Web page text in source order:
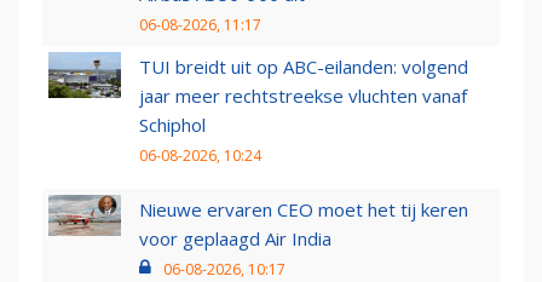
06-08-2026, 11:17
TUI breidt uit op ABC-eilanden: volgend
jaar meer rechtstreekse vluchten vanaf
Schiphol
06-08-2026, 10:24
Nieuwe ervaren CEO moet het tij keren
voor geplaagd Air India
06-08-2026, 10:17